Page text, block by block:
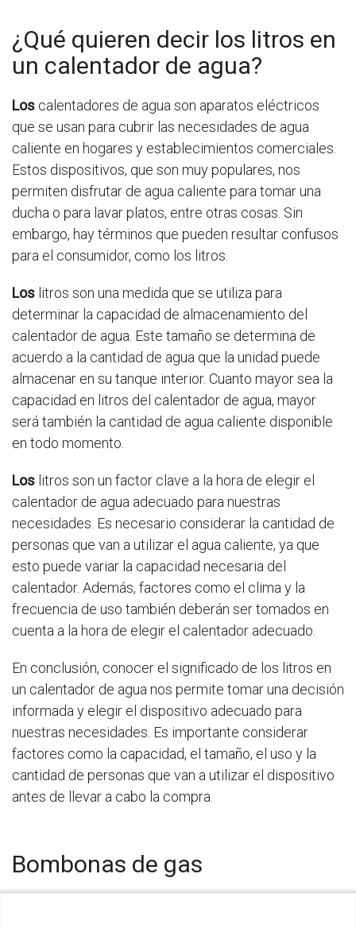
¿Qué quieren decir los litros en
un calentador de agua?
Los calentadores de agua son aparatos eléctricos
que se usan para cubrir las necesidades de agua
caliente en hogares y establecimientos comerciales.
Estos dispositivos, que son muy populares, nos
permiten disfrutar de agua caliente para tomar una
ducha o para lavar platos, entre otras cosas. Sin
embargo, hay términos que pueden resultar confusos
para el consumidor, como los litros.
Los litros son una medida que se utiliza para
determinar la capacidad de almacenamiento del
calentador de agua. Este tamaño se determina de
acuerdo a la cantidad de agua que la unidad puede
almacenar en su tanque interior. Cuanto mayor sea la
capacidad en litros del calentador de agua, mayor
será también la cantidad de agua caliente disponible
en todo momento.
Los litros son un factor clave a la hora de elegir el
calentador de agua adecuado para nuestras
necesidades. Es necesario considerar la cantidad de
personas que van a utilizar el agua caliente, ya que
esto puede variar la capacidad necesaria del
calentador. Además, factores como el clima y la
frecuencia de uso también deberán ser tomados en
cuenta a la hora de elegir el calentador adecuado.
En conclusión, conocer el significado de los litros en
un calentador de agua nos permite tomar una decisión
informada y elegir el dispositivo adecuado para
nuestras necesidades. Es importante considerar
factores como la capacidad, el tamaño, el uso y la
cantidad de personas que van a utilizar el dispositivo
antes de llevar a cabo la compra.
Bombonas de gas